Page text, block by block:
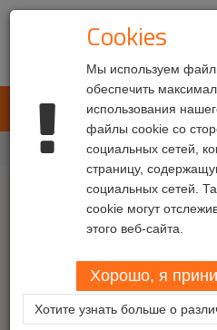
L.E.T. Automotive
Главная контакт
Cookies
Мы используем
обеспечить
использования
файлы cookie со
социальных сетей,
страницу,
социальных сетей.
cookie могут
этого веб-сайта.
Хорошо, я
Хотите узнать больше о